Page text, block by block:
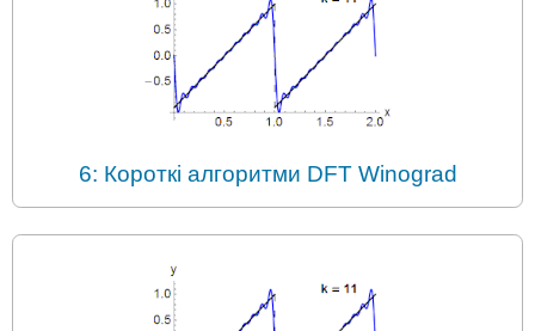
6: Короткі алгоритми DFT Winograd